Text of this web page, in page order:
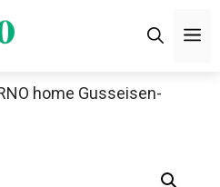
home Gusseisen-